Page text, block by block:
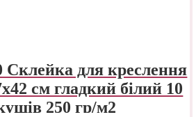
Склейка для креслення
см гладкий білий 10
250 гр/м2